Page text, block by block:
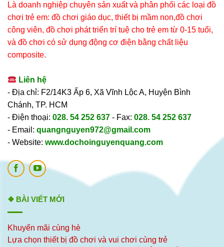
Là doanh nghiệp chuyên sản xuất và phân phối các loại đồ
chơi trẻ em: đồ chơi giáo dục, thiết bị mầm non,đồ chơi
công viên, đồ chơi phát triển trí tuệ cho trẻ em từ 0-15 tuổi,
và đồ chơi có sử dụng động cơ điện bằng chất liệu
composite.
Liên hệ
- Địa chỉ: F2/14K3 Ấp 6, Xã Vĩnh Lộc A, Huyện Bình
Chánh, TP. HCM
- Điện thoại: 028. 54 252 637 - Fax: 028. 54 252 637
- Email: quangnguyen972@gmail.com
- Website: www.dochoinguyenquang.com
❖ BÀI VIẾT MỚI
Khuyến mãi cùng hè
Lựa chọn thiết bị đồ chơi và vui chơi cùng trẻ